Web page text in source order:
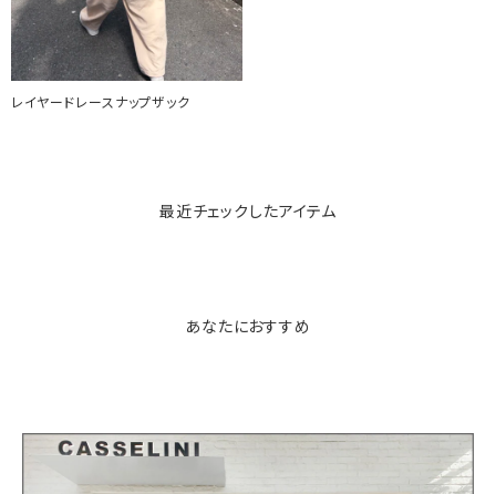
レイヤードレースナップザック
最近チェックしたアイテム
あなたにおすすめ